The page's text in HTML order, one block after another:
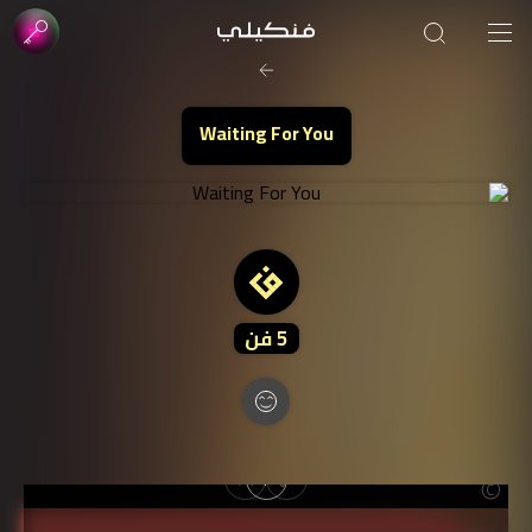
Waiting For You
5فن
صورة الغلاف من فن
SOUFIANE Abid